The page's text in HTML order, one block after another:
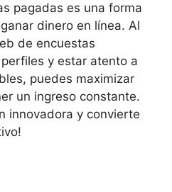
pagadas es una forma
dinero en línea. Al
de encuestas
y estar atento a
puedes maximizar
un ingreso constante.
innovadora y convierte